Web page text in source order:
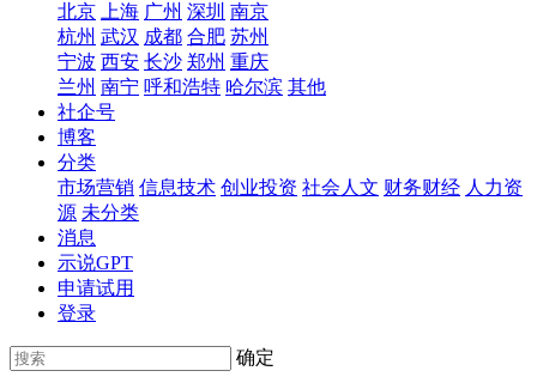
北京
上海 广州 深圳 南京
杭州 武汉 成都 合肥 苏州
宁波 西安 长沙 郑州 重庆
兰州 南宁 呼和浩特 哈尔滨 其他
社企号
博客
分类
市场营销 信息技术 创业投资 社会人文 财务财经 人力资
源 未分类
消息
示说GPT
申请试用
登录
确定